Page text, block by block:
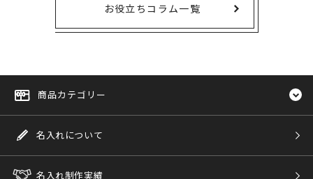
お役立ちコラム一覧
商品カテゴリー
名入れについて
名入れ制作実績